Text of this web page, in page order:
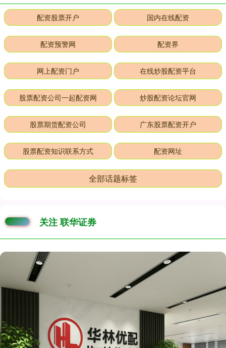
配资股票开户 国内在线配资
配资预警网 配资界
网上配资门户 在线炒股配资平台
股票配资公司一起配资网 炒股配资论坛官网
股票期货配资公司 广东股票配资开户
股票配资知识联系方式 配资网址
全部话题标签
关注 联华证券